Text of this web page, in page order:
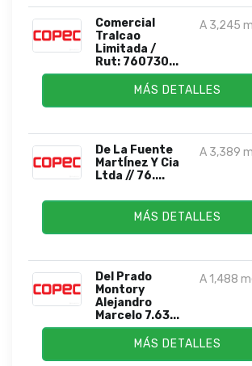
Comercial
Tralcao
Limitada /
Rut: 760730...
A 3,245
MÁS DETALLES
De La Fuente
MartÍnez Y Cia
Ltda // 76....
A 3,389
MÁS DETALLES
Del Prado
Montory
Alejandro
Marcelo 7.63...
A 1,488
MÁS DETALLES